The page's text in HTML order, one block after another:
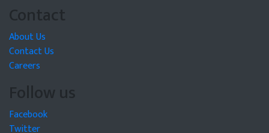
Contact
About Us
Contact Us
Careers
Follow us
Facebook
Twitter